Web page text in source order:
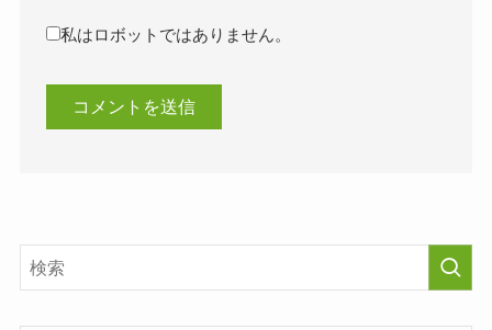
私はロボットではありません。